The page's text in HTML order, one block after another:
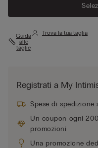
Guida
alle
taglie
Trova la tua taglia
Registrati a My
Spese di spedizione
Un coupon ogni
promozioni
Una promozione